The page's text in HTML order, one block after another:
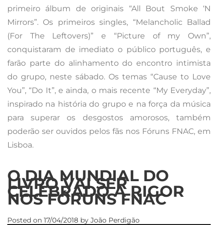
primeiro álbum de originais “All Bout Smoke ‘N
Mirrors”. Os primeiros singles, “Melancholic Ballad
(For The Leftovers)” e “Picture of my Own”,
conquistaram de imediato o público português, e
farão parte do alinhamento do encontro intimista
do grupo, neste sábado. Os temas “Cause to Love
You”, “Do It”, e ainda, o mais recente “My Everyday”,
inspirado na história do grupo e na força da música
para superar os desgostos amorosos, também
poderão ser ouvidos pelos fãs nos Fóruns FNAC, em
Lisboa.
O DIA MUNDIAL DO
LIVRO VAI SER
CELEBRADO A RIGOR
NOS FÓRUNS FNAC
Posted on 17/04/2018 by João Perdigão